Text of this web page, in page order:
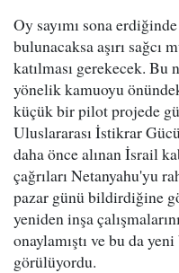
Oy sayımı sona
bulunacaksa aşırı
katılması gerekecek. Bu
yönelik kamuoyu
küçük bir pilot projede
Uluslararası İstikrar
daha önce alınan İsrail
çağrıları Netanyahu'yu
pazar günü bildirdiğine
yeniden inşa
onaylamıştı ve bu da
görülüyordu.